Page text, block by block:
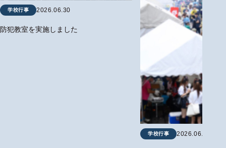
学校行事 2026.06.30
防犯教室を実施しました
学校行事 2026.06.19